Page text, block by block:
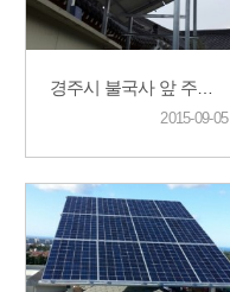
2015-09-05